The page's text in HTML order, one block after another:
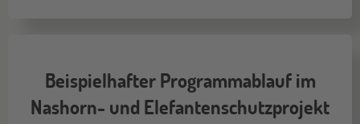
Beispielhafter Programmablauf im
Nashorn- und Elefantenschutzprojekt